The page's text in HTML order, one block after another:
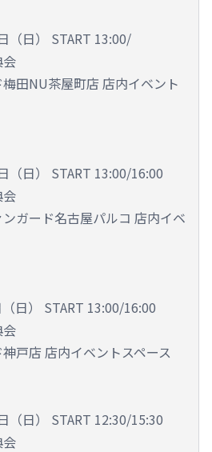
（日） START 13:00/
会
田NU茶屋町店 店内イベント
（日） START 13:00/16:00
会
ガード名古屋パルコ 店内イベ
日） START 13:00/16:00
会
戸店 店内イベントスペース
（日） START 12:30/15:30
会